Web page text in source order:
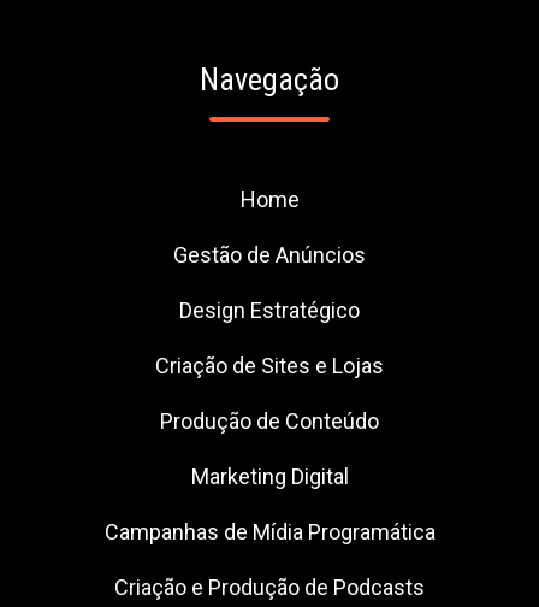
Navegação
Home
Gestão de Anúncios
Design Estratégico
Criação de Sites e Lojas
Produção de Conteúdo
Marketing Digital
Campanhas de Mídia Programática
Criação e Produção de Podcasts